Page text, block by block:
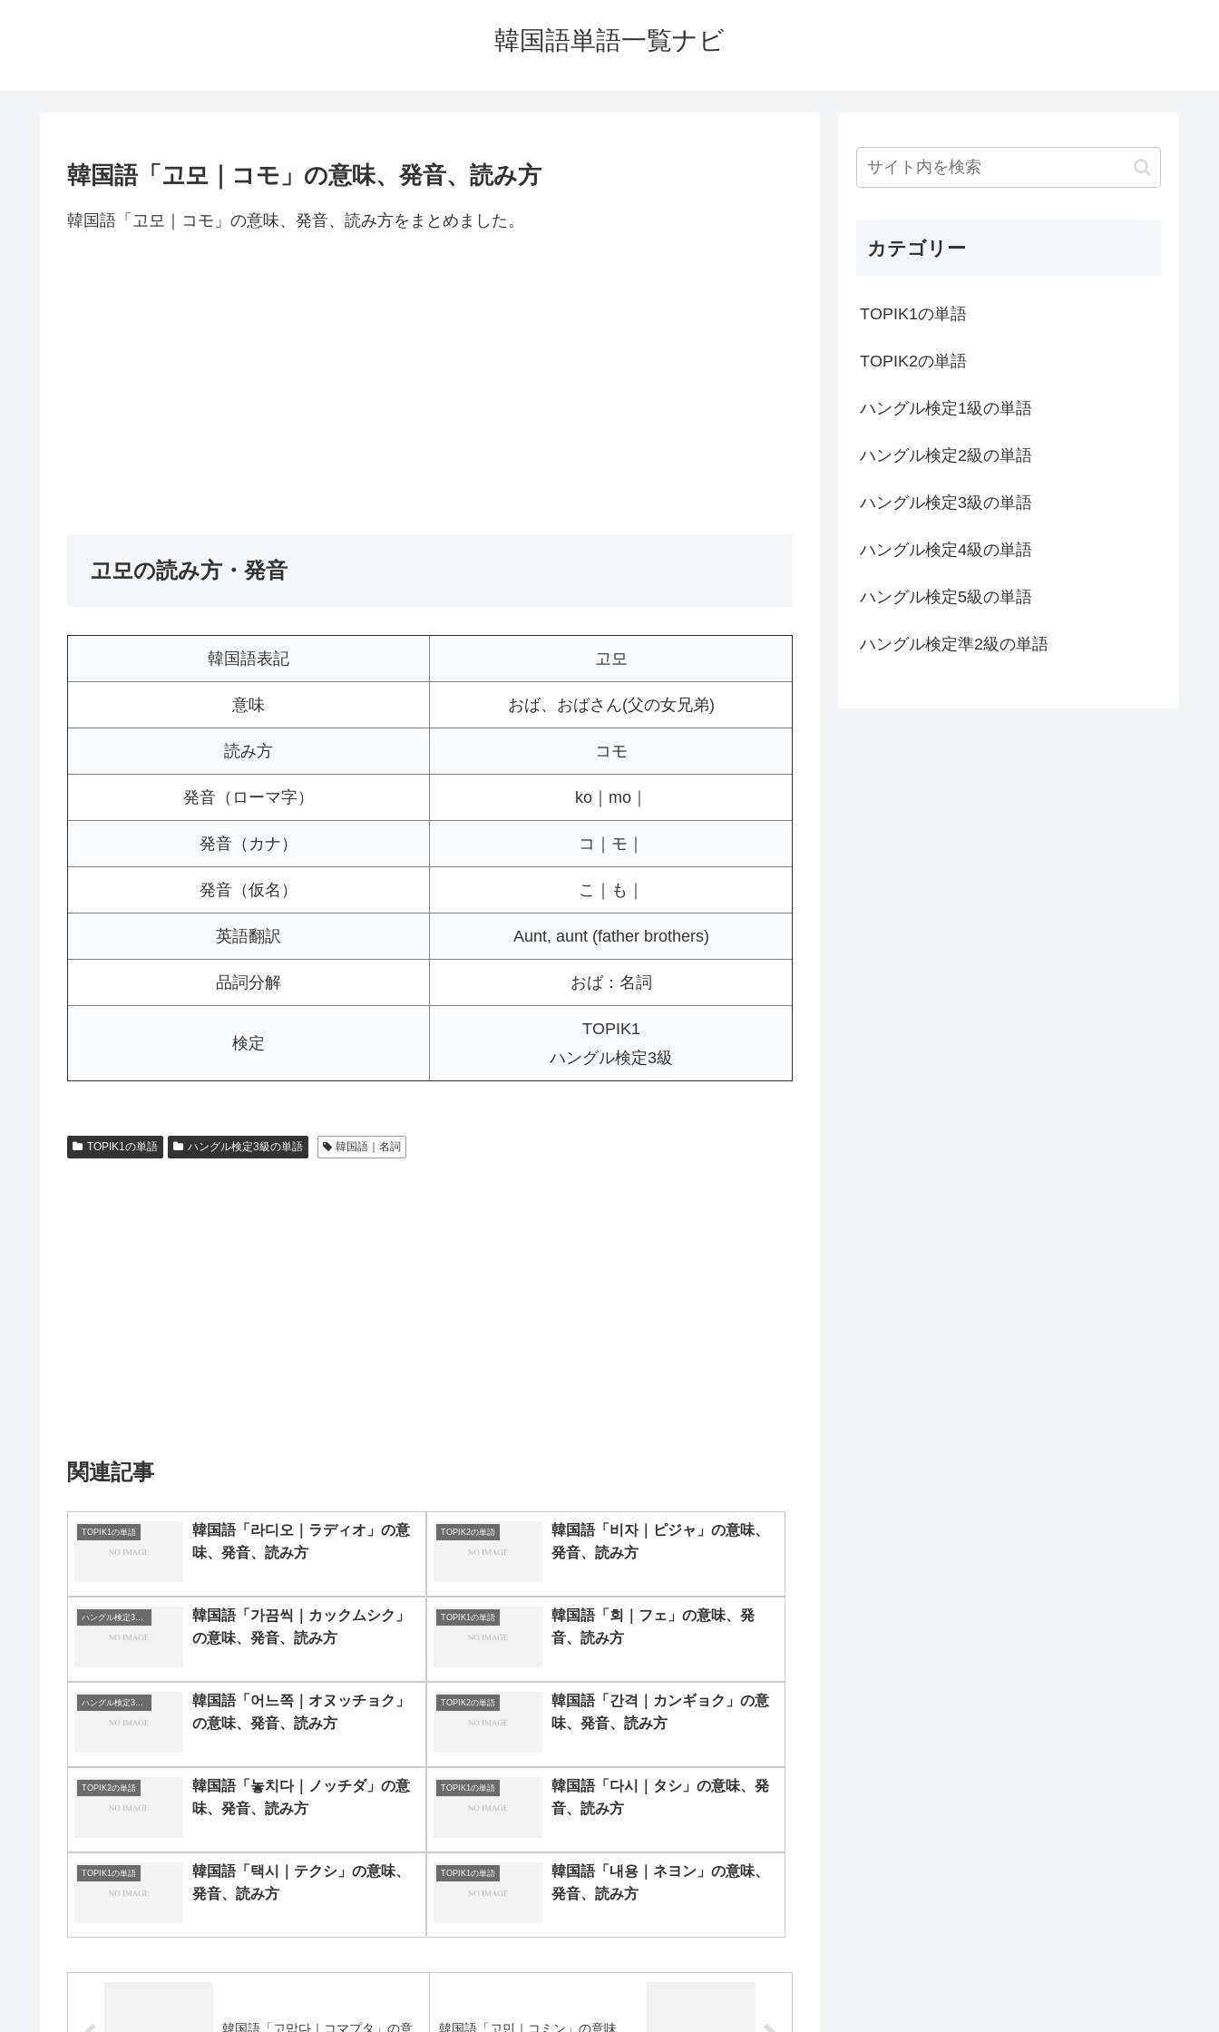
韓国語単語一覧ナビ
韓国語「고모｜コモ」の意味、発音、読み方
韓国語「고모｜コモ」の意味、発音、読み方をまとめました。
고모の読み方・発音
韓国語表記 고모
意味 おば、おばさん(父の女兄弟)
読み方 コモ
発音（ローマ字） ko｜mo｜
発音（カナ） コ｜モ｜
発音（仮名） こ｜も｜
英語翻訳 Aunt, aunt (father brothers)
品詞分解 おば：名詞
検定
TOPIK1
ハングル検定3級
TOPIK1の単語 ハングル検定3級の単語 韓国語｜名詞
関連記事
TOPIK1の単語
韓国語「라디오｜ラディオ」の意
味、発音、読み方
TOPIK2の単語
韓国語「비자｜ピジャ」の意味、
発音、読み方
韓国語「가끔씩｜カックムシク」
の意味、発音、読み方
TOPIK1の単語
韓国語「회｜フェ」の意味、発
音、読み方
韓国語「어느쪽｜オヌッチョク」
の意味、発音、読み方
TOPIK2の単語
韓国語「간격｜カンギョク」の意
味、発音、読み方
TOPIK2の単語
韓国語「놓치다｜ノッチダ」の意
味、発音、読み方
TOPIK1の単語
韓国語「다시｜タシ」の意味、発
音、読み方
TOPIK1の単語
韓国語「택시｜テクシ」の意味、
発音、読み方
TOPIK1の単語
韓国語「내용｜ネヨン」の意味、
発音、読み方
韓国語「고맙다｜コマプタ」の意 韓国語「고민｜コミン」の意味、
カテゴリー
TOPIK1の単語
TOPIK2の単語
ハングル検定1級の単語
ハングル検定2級の単語
ハングル検定3級の単語
ハングル検定4級の単語
ハングル検定5級の単語
ハングル検定準2級の単語